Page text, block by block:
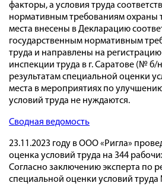
факторы, а условия труда
нормативным требованиям охраны
места внесены в Декларацию
государственным нормативным
труда и направлены на
инспекции труда в г. Саратове (№ б/
результатам специальной оценки
места в мероприятиях по
условий труда не нуждаются.
Сводная ведомость
23.11.2023 году в ООО «Ригла»
оценка условий труда на 344
Согласно заключению эксперта по
специальной оценки условий